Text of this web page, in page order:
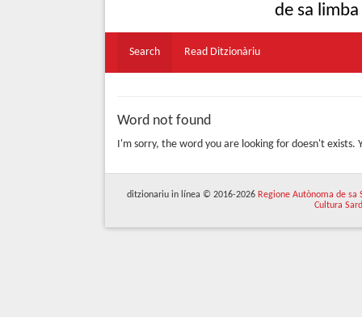
de sa
Search Read Ditzionàriu
Word not found
I'm sorry, the word you are looking for doesn't exists.
ditzionariu in línea © 2016-2026 Regione Autònoma de sa
Cultura